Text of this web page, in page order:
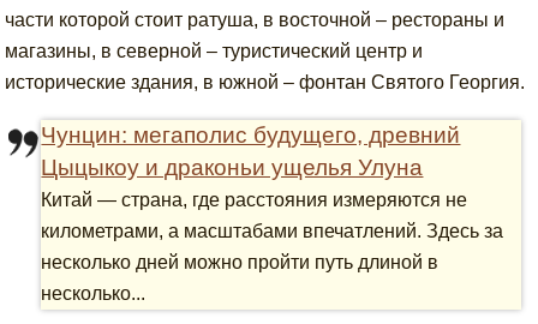
части которой стоит ратуша, в восточной – рестораны и
магазины, в северной – туристический центр и
исторические здания, в южной – фонтан Святого Георгия.
Чунцин: мегаполис будущего, древний
Цыцыкоу и драконьи ущелья Улуна
Китай — страна, где расстояния измеряются не
километрами, а масштабами впечатлений. Здесь за
несколько дней можно пройти путь длиной в
несколько...